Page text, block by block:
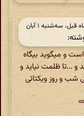
در ‫۷ سال و ۹ ماه قبل، سه‌شنبه ۱ آبان
و میگوید بیگاه
...تا ظلمت نیاید و
شب و روز ویکتائی
link